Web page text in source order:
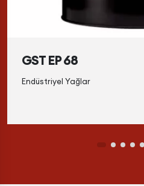
GST EP 68
Endüstriyel Yağlar